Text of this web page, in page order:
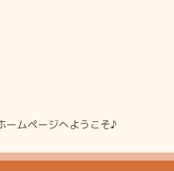
ームページへようこそ♪